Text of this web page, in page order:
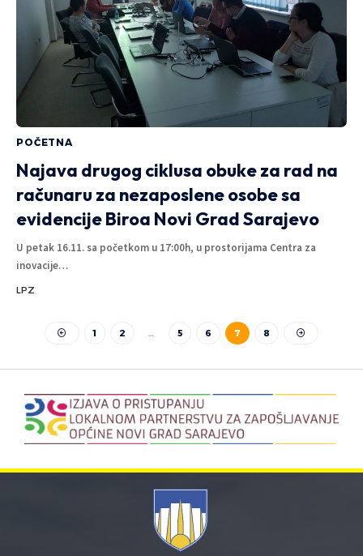
POČETNA
Najava drugog ciklusa obuke za rad na
računaru za nezaposlene osobe sa
evidencije Biroa Novi Grad Sarajevo
U petak 16.11. sa početkom u 17:00h, u prostorijama Centra za
inovacije…
LPZ
1 2 … 5 6 7 8